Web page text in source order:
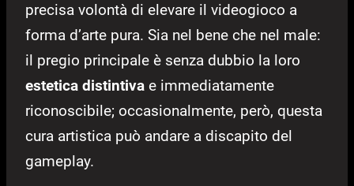
precisa volontà di elevare il videogioco a
forma d’arte pura. Sia nel bene che nel male:
il pregio principale è senza dubbio la loro
estetica distintiva e immediatamente
riconoscibile; occasionalmente, però, questa
cura artistica può andare a discapito del
gameplay.